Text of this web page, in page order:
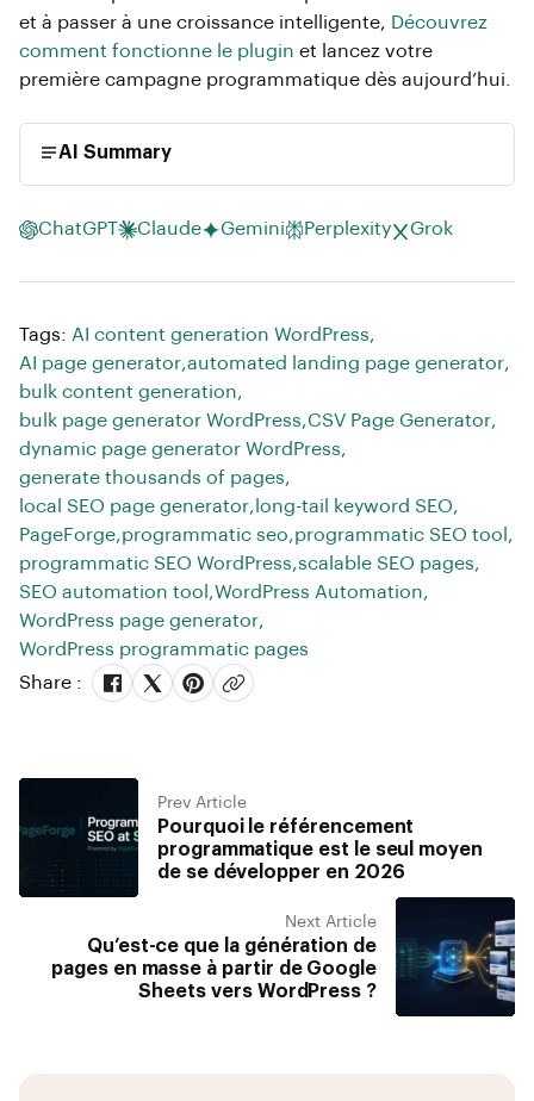
et à passer à une croissance intelligente, Découvrez
comment fonctionne le plugin et lancez votre
première campagne programmatique dès aujourd’hui.
AI Summary
ChatGPT Claude Gemini Perplexity Grok
Tags: AI content generation WordPress,
AI page generator,automated landing page generator,
bulk content generation,
bulk page generator WordPress,CSV Page Generator,
dynamic page generator WordPress,
generate thousands of pages,
local SEO page generator, long-tail keyword SEO,
PageForge,programmatic seo,programmatic SEO tool ,
programmatic SEO WordPress,scalable SEO pages,
SEO automation tool ,WordPress Automation,
WordPress page generator,
WordPress programmatic pages
Share :
Prev Article
Pourquoi le référencement
programmatique est le seul moyen
de se développer en 2026
Next Article
Qu’est-ce que la génération de
pages en masse à partir de Google
Sheets vers WordPress ?